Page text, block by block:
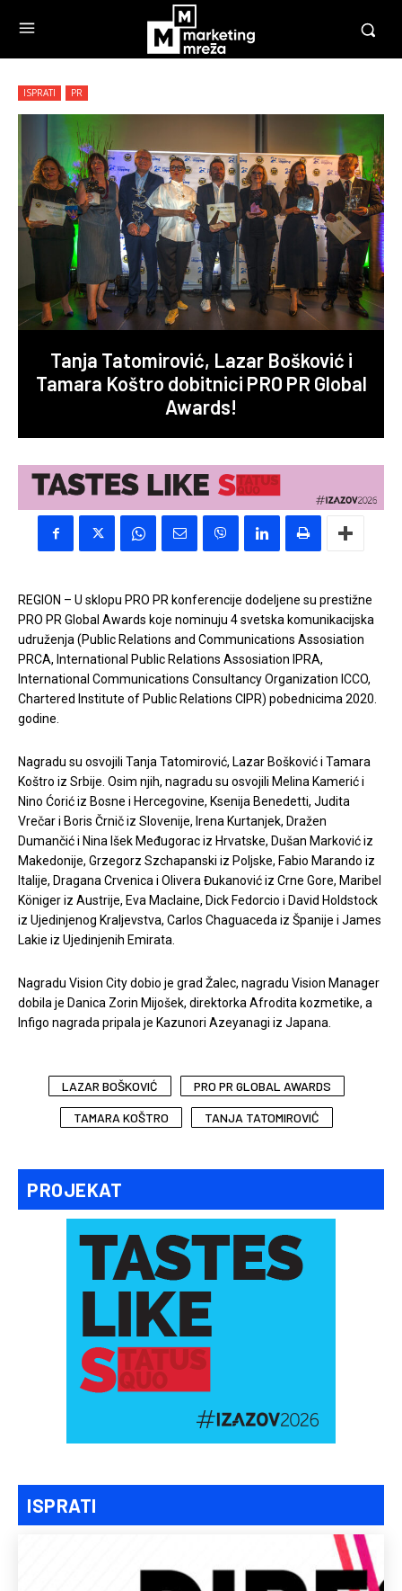
PROJEKAT
ISPRATI
ISPRATI PR
Tanja Tatomirović, Lazar Bošković i
Tamara Koštro dobitnici PRO PR Global
Awards!
REGION – U sklopu PRO PR konferencije dodeljene su prestižne
PRO PR Global Awards koje nominuju 4 svetska komunikacijska
udruženja (Public Relations and Communications Assosiation
PRCA, International Public Relations Assosiation IPRA,
International Communications Consultancy Organization ICCO,
Chartered Institute of Public Relations CIPR) pobednicima 2020.
godine.
Nagradu su osvojili Tanja Tatomirović, Lazar Bošković i Tamara
Koštro iz Srbije. Osim njih, nagradu su osvojili Melina Kamerić i
Nino Ćorić iz Bosne i Hercegovine, Ksenija Benedetti, Judita
Vrečar i Boris Črnič iz Slovenije, Irena Kurtanjek, Dražen
Dumančić i Nina Išek Međugorac iz Hrvatske, Dušan Marković iz
Makedonije, Grzegorz Szchapanski iz Poljske, Fabio Marando iz
Italije, Dragana Crvenica i Olivera Đukanović iz Crne Gore, Maribel
Königer iz Austrije, Eva Maclaine, Dick Fedorcio i David Holdstock
iz Ujedinjenog Kraljevstva, Carlos Chaguaceda iz Španije i James
Lakie iz Ujedinjenih Emirata.
Nagradu Vision City dobio je grad Žalec, nagradu Vision Manager
dobila je Danica Zorin Mijošek, direktorka Afrodita kozmetike, a
Infigo nagrada pripala je Kazunori Azeyanagi iz Japana.
LAZAR BOŠKOVIĆ PRO PR GLOBAL AWARDS
TAMARA KOŠTRO TANJA TATOMIROVIĆ